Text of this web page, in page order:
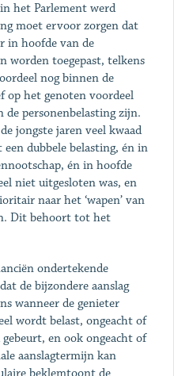
het Parlement werd
moet ervoor zorgen dat
in hoofde van de
worden toegepast, telkens
nog binnen de
op het genoten voordeel
personenbelasting zijn.
jongste jaren veel kwaad
dubbele belasting, én in
én in hoofde
niet uitgesloten was, en
naar het ‘wapen’ van
Dit behoort tot het
ondertekende
de bijzondere aanslag
wanneer de genieter
wordt belast, ongeacht of
en ook ongeacht of
aanslagtermijn kan